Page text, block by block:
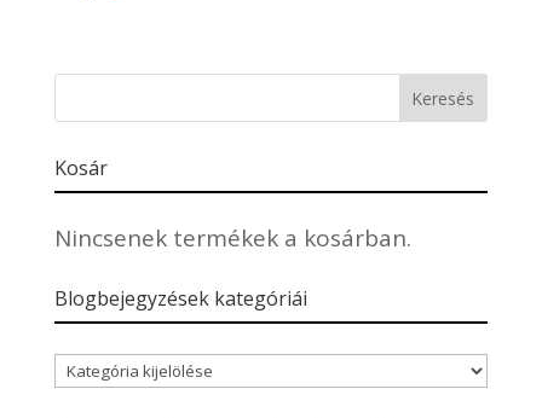
Kosár
Nincsenek termékek a kosárban.
Blogbejegyzések kategóriái
Blogbejegyzések
kategóriái